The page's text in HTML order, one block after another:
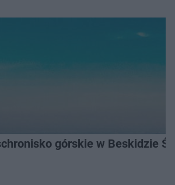
górskie w Beskidzie